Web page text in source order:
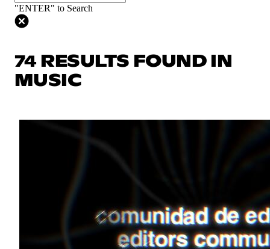
"ENTER" to Search
74 RESULTS FOUND IN
MUSIC